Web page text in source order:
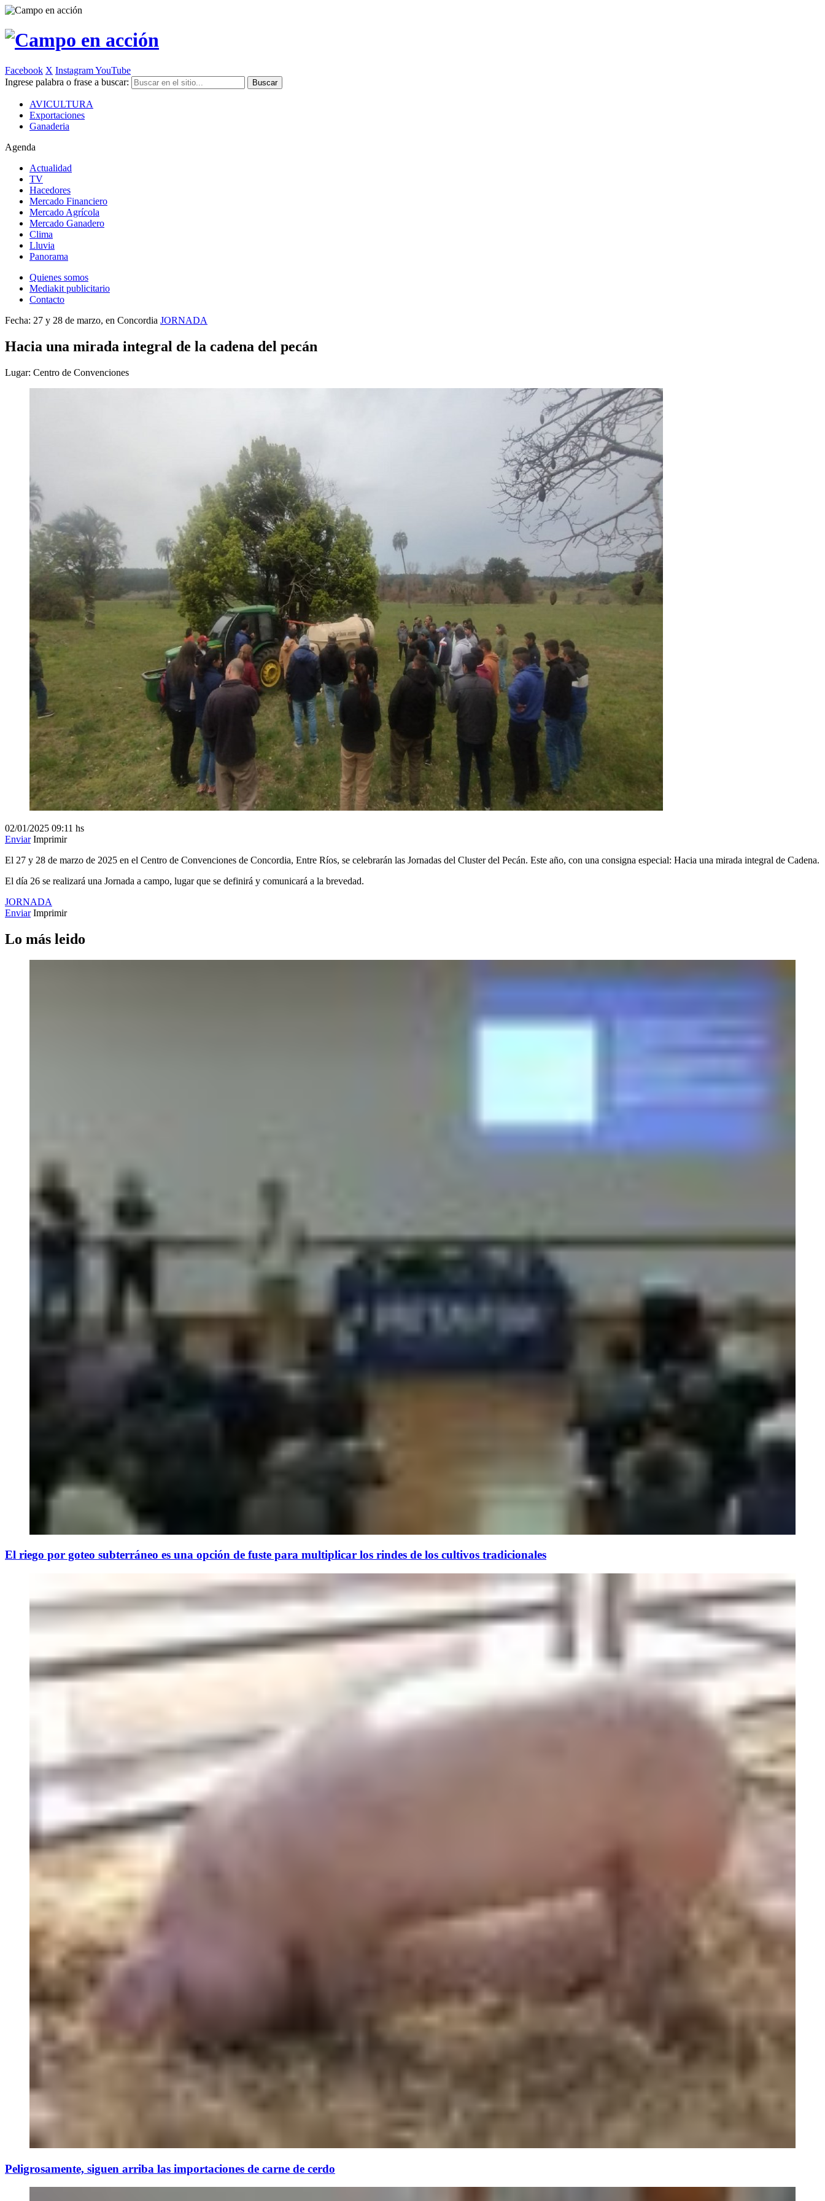
Facebook X InstagramYouTube
Ingrese palabra o frase a buscar:
AVICULTURA
Exportaciones
Ganaderia
Agenda
Actualidad
TV
Hacedores
Mercado Financiero
Mercado Agrícola
Mercado Ganadero
Clima
Lluvia
Panorama
Quienes somos
Mediakit publicitario
Contacto
Fecha: 27 y 28 de marzo, en Concordia JORNADA
Hacia una mirada integral de la cadena del pecán
Lugar: Centro de Convenciones
02/01/2025 09:11 hs
Enviar Imprimir
El 27 y 28 de marzo de 2025 en el Centro de Convenciones de Concordia, Entre Ríos, se celebrarán las Jornadas del Cluster del Pecán. Este año, con una consigna especial: Hacia una mirada integral de Cadena.
El día 26 se realizará una Jornada a campo, lugar que se definirá y comunicará a la brevedad.
JORNADA
Enviar Imprimir
Lo más leido
El riego por goteo subterráneo es una opción de fuste para multiplicar los rindes de los cultivos tradicionales
Peligrosamente, siguen arriba las importaciones de carne de cerdo